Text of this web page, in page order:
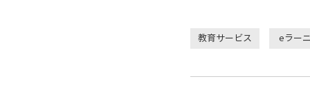
教育サービス eラー